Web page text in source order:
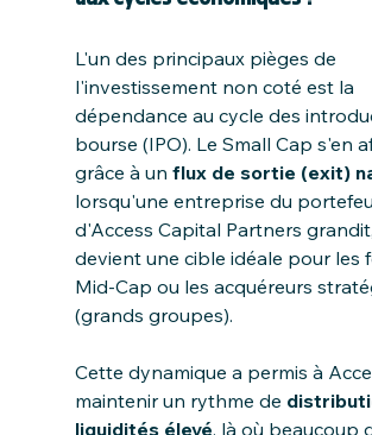
L'un des principaux pièges de
l'investissement non coté est la
dépendance au cycle des
bourse (IPO). Le Small Cap s'en
grâce à un flux de sortie (exit)
lorsqu'une entreprise du
d'Access Capital Partners
devient une cible idéale pour les
Mid-Cap ou les acquéreurs
(grands groupes).
Cette dynamique a permis à
maintenir un rythme de
liquidités élevé, là où beaucoup